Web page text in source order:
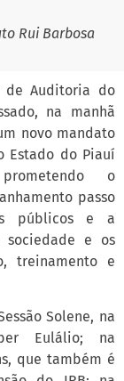
Rui Barbosa
de Auditoria do
na manhã
novo mandato
Estado do Piauí
o
passo
públicos e a
sociedade e os
treinamento e
Solene, na
Eulálio; na
que também é